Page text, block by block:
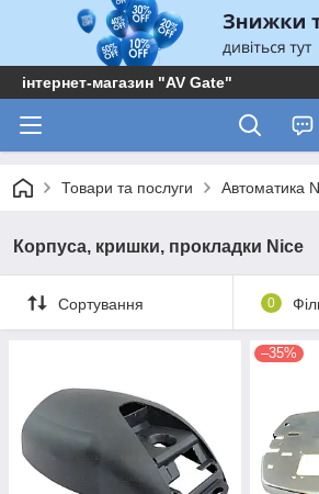
інтернет-магазин "AV Gate"
Товари та послуги Автоматика
Корпуса, кришки, прокладки Nice
Сортування 0
–35%